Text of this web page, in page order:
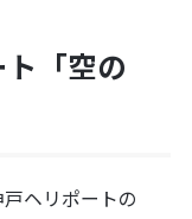
「空の
ヘリポートの